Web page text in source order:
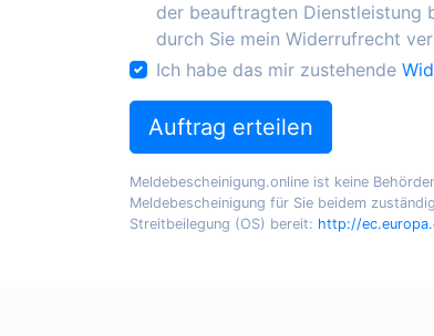
der beauftragten Dienstleistung
durch Sie mein Widerrufrecht
Ich habe das mir zustehende
Auftrag erteilen
Meldebescheinigung.online ist keine
Meldebescheinigung für Sie beidem
Streitbeilegung (OS) bereit: http://